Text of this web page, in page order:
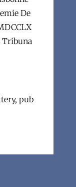
De
Tribuna
pub